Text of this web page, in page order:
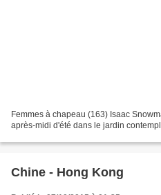
Femmes à chapeau (163) Isaac
après-midi d'été dans le jardin
Chine - Hong Kong